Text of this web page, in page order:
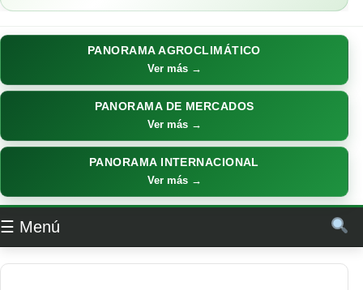
PANORAMA AGROCLIMÁTICO
Ver más →
PANORAMA DE MERCADOS
Ver más →
PANORAMA INTERNACIONAL
Ver más →
☰ Menú